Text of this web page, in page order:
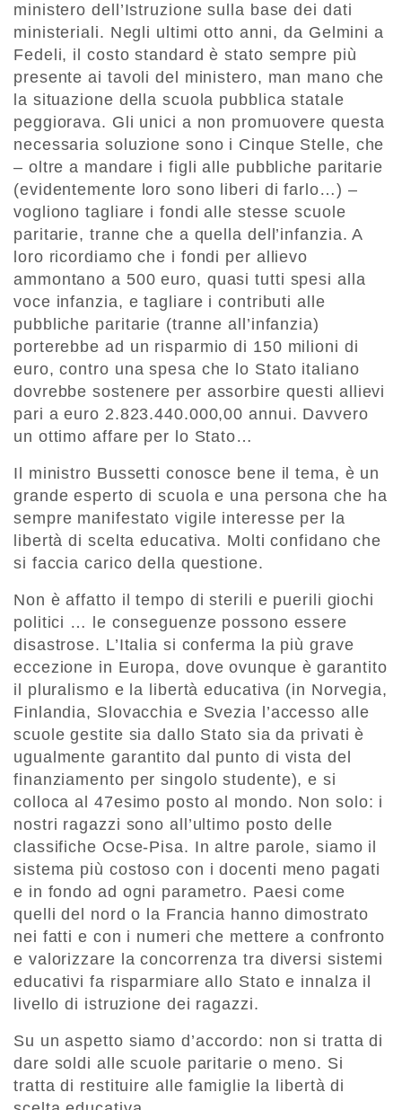
ministero dell’Istruzione sulla base dei dati
ministeriali. Negli ultimi otto anni, da Gelmini a
Fedeli, il costo standard è stato sempre più
presente ai tavoli del ministero, man mano che
la situazione della scuola pubblica statale
peggiorava. Gli unici a non promuovere questa
necessaria soluzione sono i Cinque Stelle, che
– oltre a mandare i figli alle pubbliche paritarie
(evidentemente loro sono liberi di farlo…) –
vogliono tagliare i fondi alle stesse scuole
paritarie, tranne che a quella dell’infanzia. A
loro ricordiamo che i fondi per allievo
ammontano a 500 euro, quasi tutti spesi alla
voce infanzia, e tagliare i contributi alle
pubbliche paritarie (tranne all’infanzia)
porterebbe ad un risparmio di 150 milioni di
euro, contro una spesa che lo Stato italiano
dovrebbe sostenere per assorbire questi allievi
pari a euro 2.823.440.000,00 annui. Davvero
un ottimo affare per lo Stato…
Il ministro Bussetti conosce bene il tema, è un
grande esperto di scuola e una persona che ha
sempre manifestato vigile interesse per la
libertà di scelta educativa. Molti confidano che
si faccia carico della questione.
Non è affatto il tempo di sterili e puerili giochi
politici … le conseguenze possono essere
disastrose. L’Italia si conferma la più grave
eccezione in Europa, dove ovunque è garantito
il pluralismo e la libertà educativa (in Norvegia,
Finlandia, Slovacchia e Svezia l’accesso alle
scuole gestite sia dallo Stato sia da privati è
ugualmente garantito dal punto di vista del
finanziamento per singolo studente), e si
colloca al 47esimo posto al mondo. Non solo: i
nostri ragazzi sono all’ultimo posto delle
classifiche Ocse-Pisa. In altre parole, siamo il
sistema più costoso con i docenti meno pagati
e in fondo ad ogni parametro. Paesi come
quelli del nord o la Francia hanno dimostrato
nei fatti e con i numeri che mettere a confronto
e valorizzare la concorrenza tra diversi sistemi
educativi fa risparmiare allo Stato e innalza il
livello di istruzione dei ragazzi.
Su un aspetto siamo d’accordo: non si tratta di
dare soldi alle scuole paritarie o meno. Si
tratta di restituire alle famiglie la libertà di